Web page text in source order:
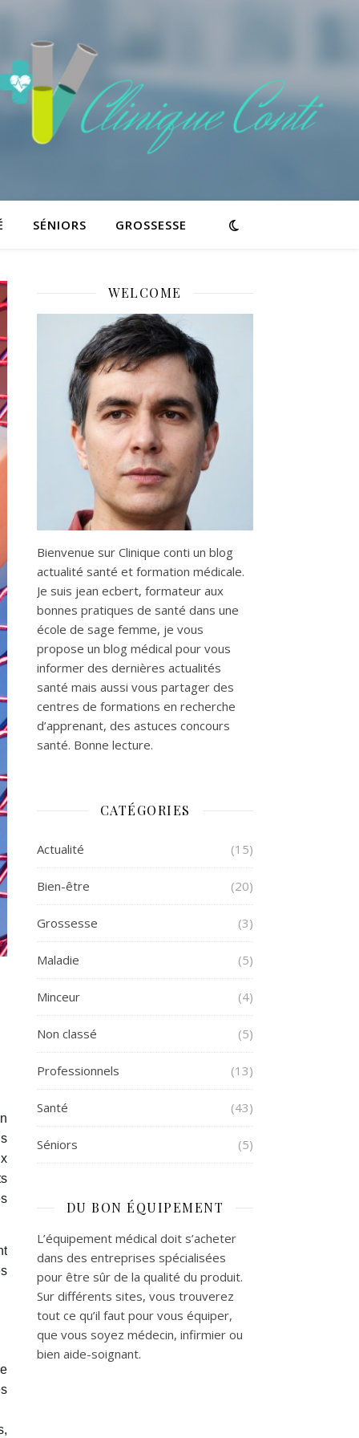
SÉNIORS GROSSESSE
WELCOME
Bienvenue sur Clinique conti un blog
actualité santé et formation médicale.
Je suis jean ecbert, formateur aux
bonnes pratiques de santé dans une
école de sage femme, je vous
propose un blog médical pour vous
informer des dernières actualités
santé mais aussi vous partager des
centres de formations en recherche
d’apprenant, des astuces concours
santé. Bonne lecture.
CATÉGORIES
Actualité (15)
Bien-être (20)
Grossesse (3)
Maladie (5)
Minceur (4)
Non classé (5)
Professionnels (13)
Santé (43)
Séniors (5)
DU BON ÉQUIPEMENT
L’équipement médical doit s’acheter
dans des entreprises spécialisées
pour être sûr de la qualité du produit.
Sur différents sites, vous trouverez
tout ce qu’il faut pour vous équiper,
que vous soyez médecin, infirmier ou
bien aide-soignant.